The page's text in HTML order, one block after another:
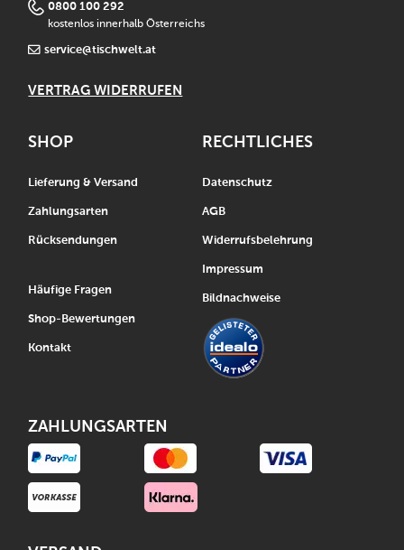
0800 100 292
kostenlos innerhalb Österreichs
service@tischwelt.at
VERTRAG WIDERRUFEN
SHOP
Lieferung & Versand
Zahlungsarten
Rücksendungen
Häufige Fragen
Shop-Bewertungen
Kontakt
RECHTLICHES
Datenschutz
AGB
Widerrufsbelehrung
Impressum
Bildnachweise
ZAHLUNGSARTEN